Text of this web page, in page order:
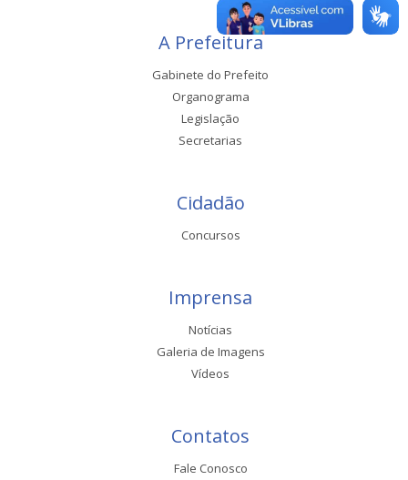
A Prefeitura
Gabinete do Prefeito
Organograma
Legislação
Secretarias
Cidadão
Concursos
Imprensa
Notícias
Galeria de Imagens
Vídeos
Contatos
Fale Conosco